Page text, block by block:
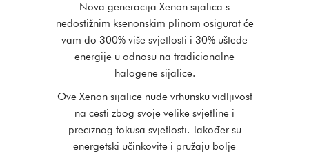
Nova generacija Xenon sijalica s
nedostižnim ksenonskim plinom osigurat će
vam do 300% više svjetlosti i 30% uštede
energije u odnosu na tradicionalne
halogene sijalice.
Ove Xenon sijalice nude vrhunsku vidljivost
na cesti zbog svoje velike svjetline i
preciznog fokusa svjetlosti. Također su
energetski učinkovite i pružaju bolje